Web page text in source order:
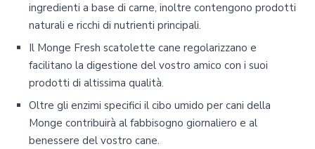
ingredienti a base di carne, inoltre contengono prodotti
naturali e ricchi di nutrienti principali.
Il Monge Fresh scatolette cane regolarizzano e
facilitano la digestione del vostro amico con i suoi
prodotti di altissima qualità.
Oltre gli enzimi specifici il cibo umido per cani della
Monge contribuirà al fabbisogno giornaliero e al
benessere del vostro cane.